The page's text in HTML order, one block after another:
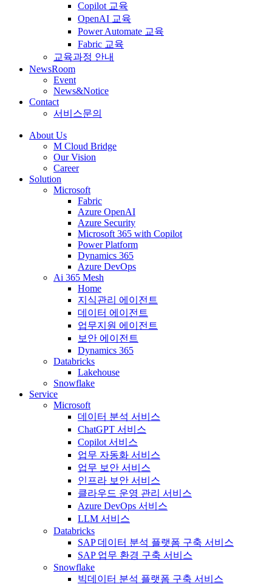
Copilot 교육
OpenAI 교육
Power Automate 교육
Fabric 교육
교육과정 안내
NewsRoom
Event
News&Notice
Contact
서비스문의
About Us
M Cloud Bridge
Our Vision
Career
Solution
Microsoft
Fabric
Azure OpenAI
Azure Security
Microsoft 365 with Copilot
Power Platform
Dynamics 365
Azure DevOps
Ai 365 Mesh
Home
지식관리 에이전트
데이터 에이전트
업무지원 에이전트
보안 에이전트
Dynamics 365
Databricks
Lakehouse
Snowflake
Service
Microsoft
데이터 분석 서비스
ChatGPT 서비스
Copilot 서비스
업무 자동화 서비스
업무 보안 서비스
인프라 보안 서비스
클라우드 운영 관리 서비스
Azure DevOps 서비스
LLM 서비스
Databricks
SAP 데이터 분석 플랫폼 구축 서비스
SAP 업무 환경 구축 서비스
Snowflake
빅데이터 분석 플랫폼 구축 서비스